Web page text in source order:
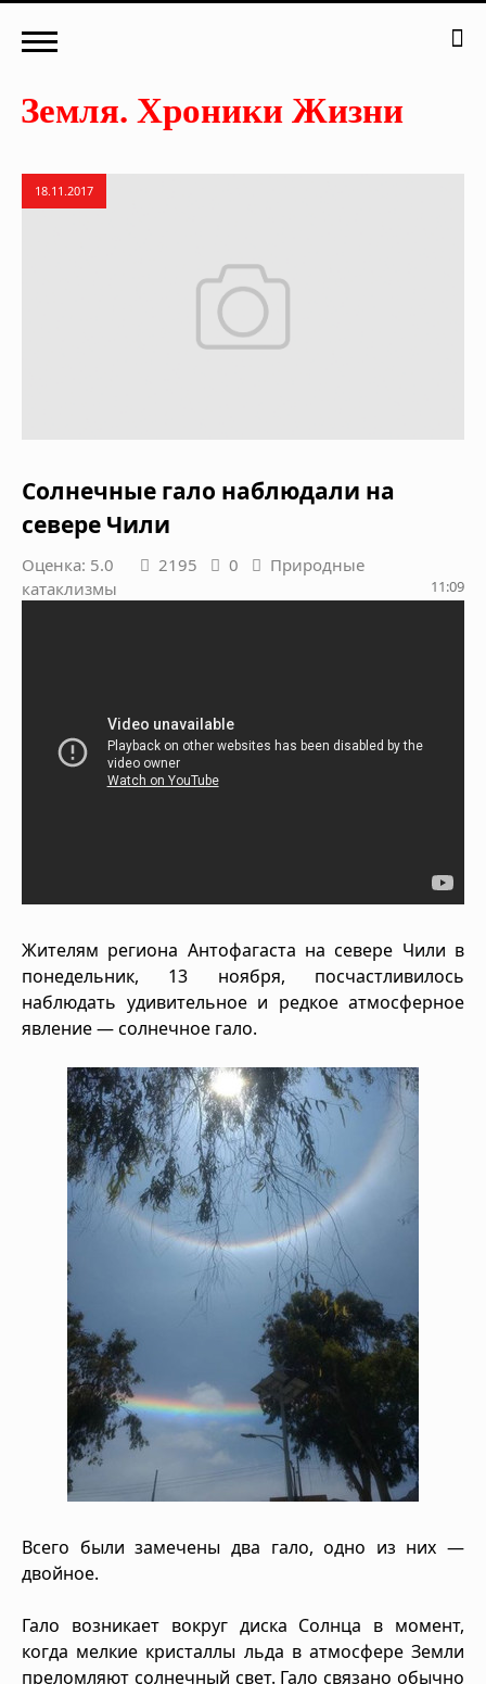
18.11.2017
Солнечные гало наблюдали на
севере Чили
Оценка: 5.0 2195 0
Природные
катаклизмы
11:09
Жителям региона Антофагаста на севере Чили в
понедельник, 13 ноября, посчастливилось
наблюдать удивительное и редкое атмосферное
явление — солнечное гало.
Всего были замечены два гало, одно из них —
двойное.
Гало возникает вокруг диска Солнца в момент,
когда мелкие кристаллы льда в атмосфере Земли
преломляют солнечный свет. Гало связано обычно